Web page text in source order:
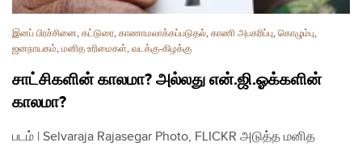
இனப் பிரச்சினை, கட்டுரை, காணாமலாக்கப்படுதல், காணி அபகரிப்பு, கொழும்பு,
ஜனநாயகம், மனித உரிமைகள், வடக்கு-கிழக்கு
சாட்சிகளின் காலமா? அல்லது என்.ஜி.ஓக்களின்
காலமா?
படம் | Selvaraja Rajasegar Photo, FLICKR அடுத்த மனித